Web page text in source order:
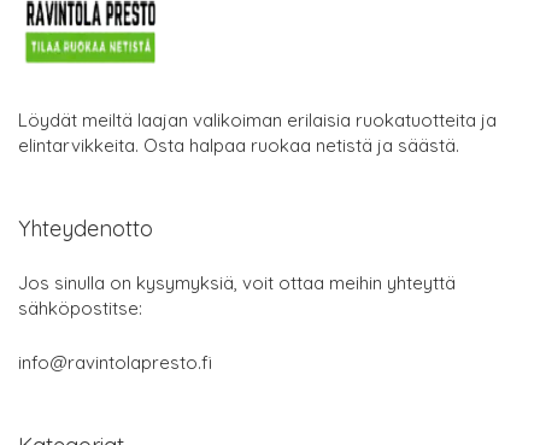
Löydät meiltä laajan valikoiman erilaisia ruokatuotteita ja
elintarvikkeita. Osta halpaa ruokaa netistä ja säästä.
Yhteydenotto
Jos sinulla on kysymyksiä, voit ottaa meihin yhteyttä
sähköpostitse:
info@ravintolapresto.fi